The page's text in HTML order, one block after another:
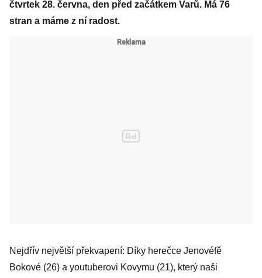
čtvrtek 28. června, den před začátkem Varů. Má 76
stran a máme z ní radost.
Nejdřív největší překvapení: Díky herečce Jenovéfě
Bokové (26) a youtuberovi Kovymu (21), který naši